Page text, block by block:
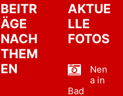
BEITR
ÄGE
NACH
THEM
EN
AKTUE
LLE
FOTOS
Nen
a in
Bad